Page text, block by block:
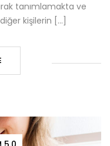
tanımlamakta ve
kişilerin […]